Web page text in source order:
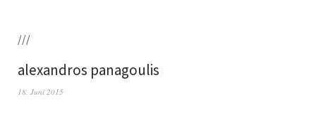
///
alexandros panagoulis
18. Juni 2015